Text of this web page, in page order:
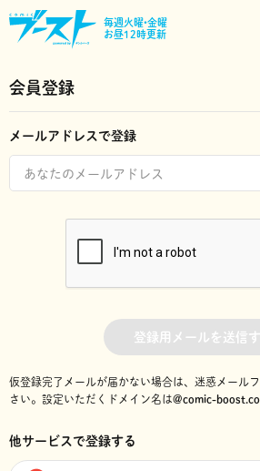
毎週火曜•金曜
お昼12時更新
会員登録
メールアドレスで登録
登録用メールを送信
仮登録完了メールが届かない場合は、迷惑メール
さい。 設定いただくドメイン名は@comic-
他サービスで登録する